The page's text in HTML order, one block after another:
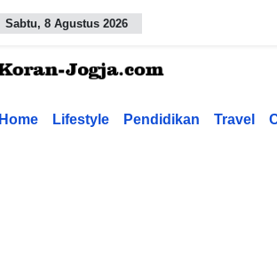
Sabtu, 8 Agustus 2026
Home Lifestyle Pendidikan Travel